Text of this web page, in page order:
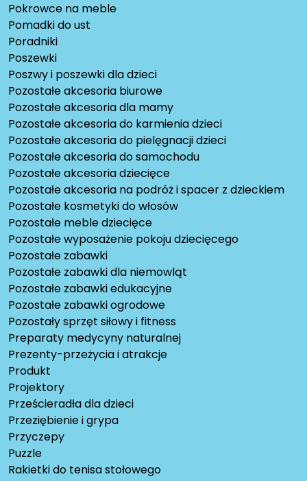
Pokrowce na meble
Pomadki do ust
Poradniki
Poszewki
Poszwy i poszewki dla dzieci
Pozostałe akcesoria biurowe
Pozostałe akcesoria dla mamy
Pozostałe akcesoria do karmienia dzieci
Pozostałe akcesoria do pielęgnacji dzieci
Pozostałe akcesoria do samochodu
Pozostałe akcesoria dziecięce
Pozostałe akcesoria na podróż i spacer z dzieckiem
Pozostałe kosmetyki do włosów
Pozostałe meble dziecięce
Pozostałe wyposażenie pokoju dziecięcego
Pozostałe zabawki
Pozostałe zabawki dla niemowląt
Pozostałe zabawki edukacyjne
Pozostałe zabawki ogrodowe
Pozostały sprzęt siłowy i fitness
Preparaty medycyny naturalnej
Prezenty-przeżycia i atrakcje
Produkt
Projektory
Prześcieradła dla dzieci
Przeziębienie i grypa
Przyczepy
Puzzle
Rakietki do tenisa stołowego